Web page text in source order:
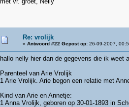
Re: vrolijk
« Antwoord #22 Gepost op:26-09-2007,
hallo nelly hier dan de gegevens die ik weet
Parenteel van Arie Vrolijk
1 Arie Vrolijk. Arie begon een relatie met
Kind van Arie en Annetje:
1 Anna Vrolijk, geboren op 30-01-1893 in